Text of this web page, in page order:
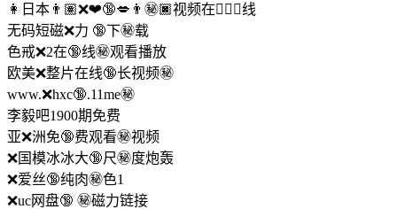
👩日本👨🏽❌‍❤🔞️‍💋‍👨㊙️🏿视频在🙍🏽‍♂️线
无码短磁❌力 🔞下㊙️载
色戒❌2在🔞线㊙️观看播放
欧美❌整片在线🔞长视频㊙️
www.❌hxc🔞.11me㊙️
李毅吧1900期免费
亚❌洲免🔞费观看㊙️视频
❌国模冰冰大🔞尺㊙️度炮轰
❌爱丝🔞纯肉㊙️色1
❌uc网盘🔞 ㊙️磁力链接